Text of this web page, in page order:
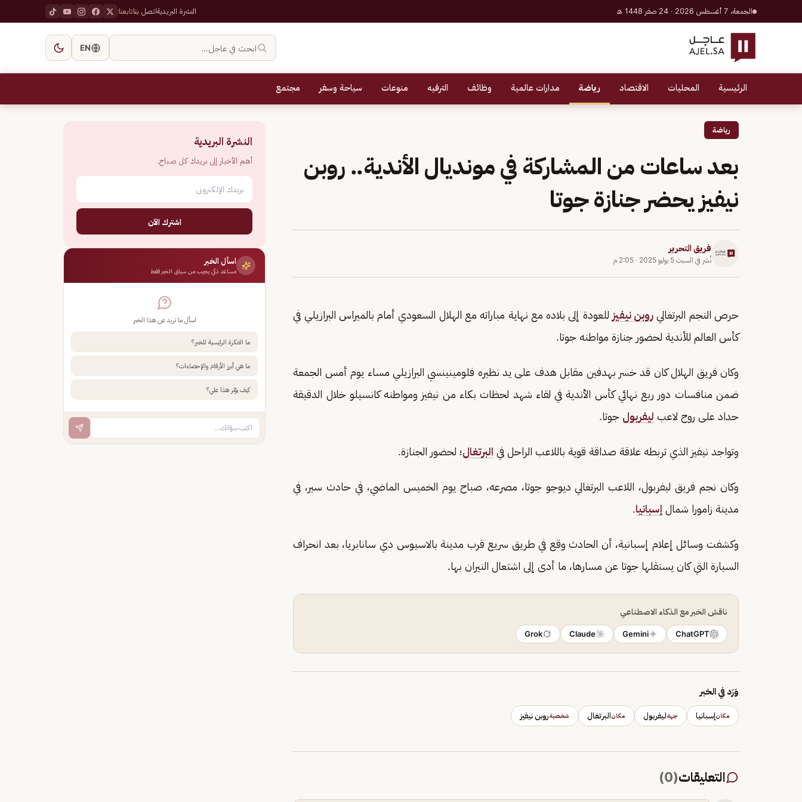
الجمعة، 7 أغسطس 2026 · 24 صفر 1448 هـ النشرة البريديةاتصل بناتابعنا:
ابحث في عاجل… EN
الرئيسية المحليات الاقتصاد رياضة مدارات عالمية وظائف الترفيه منوعات سياحة وسفر مجتمع
رياضة
بعد ساعات من المشاركة في مونديال الأندية.. روبن
نيفيز يحضر جنازة جوتا
فريق التحرير
نُشر في السبت 5 يوليو 2025 · 2:05 م
حرص النجم البرتغالي روبن نيفيز للعودة إلى بلاده مع نهاية مباراته مع الهلال السعودي أمام بالميراس البرازيلي في
كأس العالم للأندية لحضور جنازة مواطنه جوتا.
وكان فريق الهلال كان قد خسر بهدفين مقابل هدف على يد نظيره فلومينينسي البرازيلي مساء يوم أمس الجمعة
ضمن منافسات دور ربع نهائي كأس الأندية في لقاء شهد لحظات بكاء من نيفيز ومواطنه كانسيلو خلال الدقيقة
حداد على روح لاعب ليفربول جوتا.
وتواجد نيفيز الذي تربطه علاقة صداقة قوية باللاعب الراحل في البرتغال؛ لحضور الجنازة.
وكان نجم فريق ليفربول، اللاعب البرتغالي ديوجو جوتا، مصرعه، صباح يوم الخميس الماضي، في حادث سير، في
مدينة زامورا شمال إسبانيا.
وكشفت وسائل إعلام إسبانية، أن الحادث وقع في طريق سريع قرب مدينة بالاسيوس دي سانابريا، بعد انحراف
السيارة التي كان يستقلها جوتا عن مسارها، ما أدى إلى اشتعال النيران بها.
ناقش الخبر مع الذكاء الاصطناعي
ChatGPT
Gemini
Claude
Grok
وَرَد في الخبر
مكانإسبانيا جهةليفربول مكانالبرتغال شخصيةروبن نيفيز
التعليقات(
0
)
النشرة البريدية
أهم الأخبار إلى بريدك كل صباح.
اشترك الآن
اسأل الخبر
مساعد ذكي يجيب من سياق الخبر فقط
اسأل ما تريد عن هذا الخبر
ما الفكرة الرئيسية للخبر؟
ما هي أبرز الأرقام والإحصاءات؟
كيف يؤثر هذا علي؟